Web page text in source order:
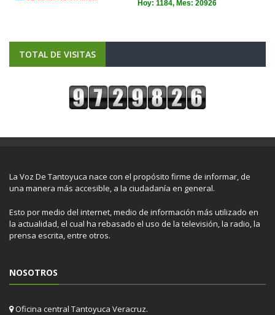
TOTAL DE VISITAS
La Voz De Tantoyuca nace con el propósito firme de informar, de
una manera más accesible, a la ciudadanía en general.
Esto por medio del internet, medio de información más utilizado en
la actualidad, el cual ha rebasado el uso de la televisión, la radio, la
prensa escrita, entre otros.
NOSOTROS
Oficina central Tantoyuca Veracruz.